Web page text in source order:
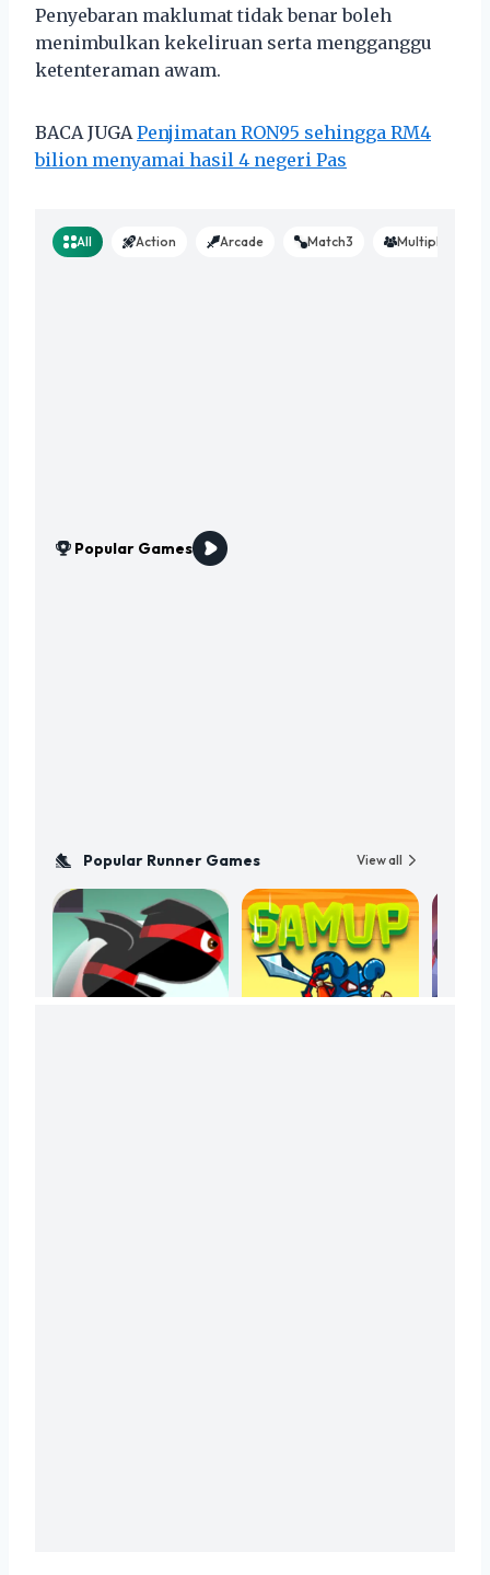
Penyebaran maklumat tidak benar boleh
menimbulkan kekeliruan serta mengganggu
ketenteraman awam.
BACA JUGA Penjimatan RON95 sehingga RM4
bilion menyamai hasil 4 negeri Pas